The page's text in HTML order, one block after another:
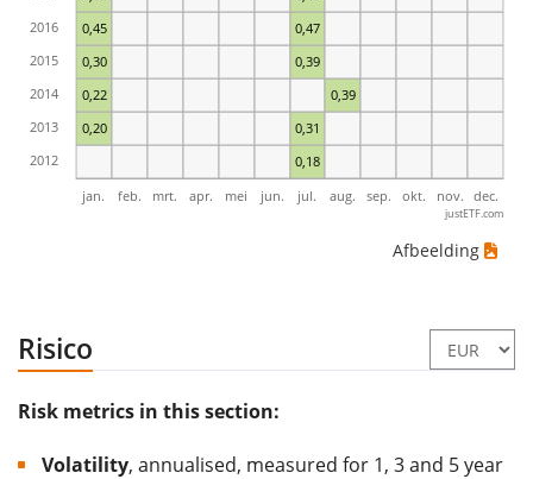
0,18
0,20 0,31
0,22 0,39
0,30 0,39
0,45 0,47
jan. feb. mrt. apr. mei jun. jul. aug. sep. okt. nov. dec.
2012
2013
2014
2015
2016
justETF.com
Afbeelding
Risico
Risk metrics in this section:
Volatility, annualised, measured for 1, 3 and 5 year